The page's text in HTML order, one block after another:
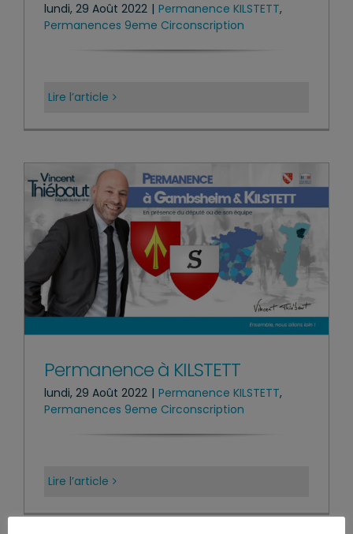
lundi, 29 Août 2022 | Permanence KILSTETT,
Permanences 9eme Circonscription
Lire l’article
Permanence à KILSTETT
lundi, 29 Août 2022 | Permanence KILSTETT,
Permanences 9eme Circonscription
Lire l’article